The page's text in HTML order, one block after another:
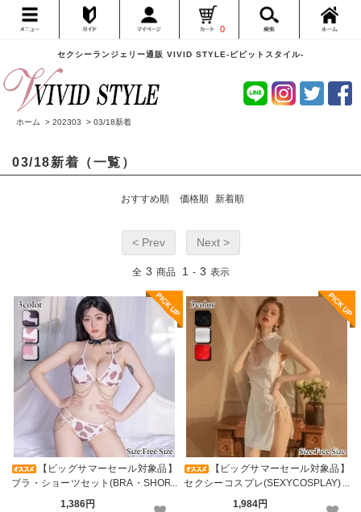
セクシーランジェリー通販 VIVID STYLE-ビビットスタイル-
0
ホーム > 202303 > 03/18新着
03/18新着（一覧）
おすすめ順 価格順 新着順
< Prev Next >
全 3 商品 1 - 3 表示
【ビッグサマーセール対象品】
ブラ・ショーツセット(BRA・SHORT
1,386円
【ビッグサマーセール対象品】
セクシーコスプレ(SEXYCOSPLAY) 2
1,984円